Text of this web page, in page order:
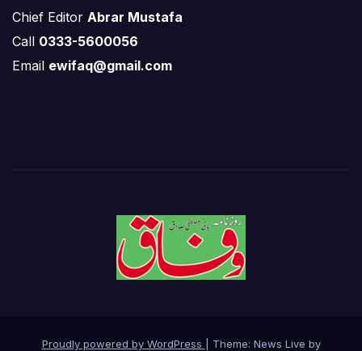
Chief Editor Abrar Mustafa
Call 0333-5600056
Email ewifaq@gmail.com
Proudly powered by WordPress Theme: News Live by